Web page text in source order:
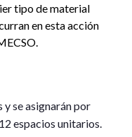
tipo de material
en esta acción
se asignarán por
espacios unitarios.